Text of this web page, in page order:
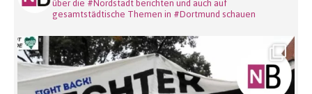
über die #Nordstadt berichten und auch auf
gesamtstädtische Themen in #Dortmund schauen